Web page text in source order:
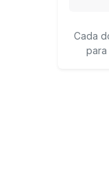
Cada
para